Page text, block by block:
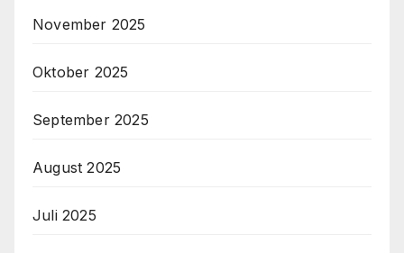
November 2025
Oktober 2025
September 2025
August 2025
Juli 2025